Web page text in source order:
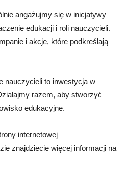
angażujmy się w inicjatywy
edukacji i roli nauczycieli.
i akcje, które podkreślają
nauczycieli to inwestycja w
razem, aby stworzyć
edukacyjne.
internetowej
znajdziecie więcej informacji na